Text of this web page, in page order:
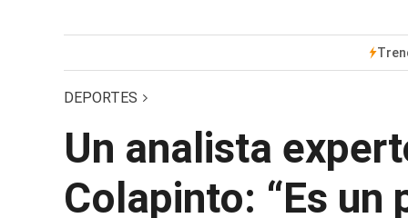
DEPORTES
Un analista
Colapinto: “Es